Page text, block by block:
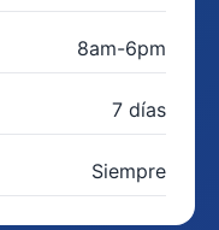
8am-6pm
7 días
Siempre